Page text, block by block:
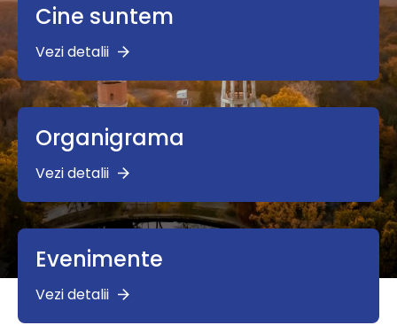
Cine suntem
Vezi detalii
Organigrama
Vezi detalii
Evenimente
Vezi detalii